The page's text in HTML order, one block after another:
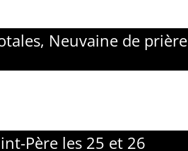
Neuvaine de prière
Père les 25 et 26